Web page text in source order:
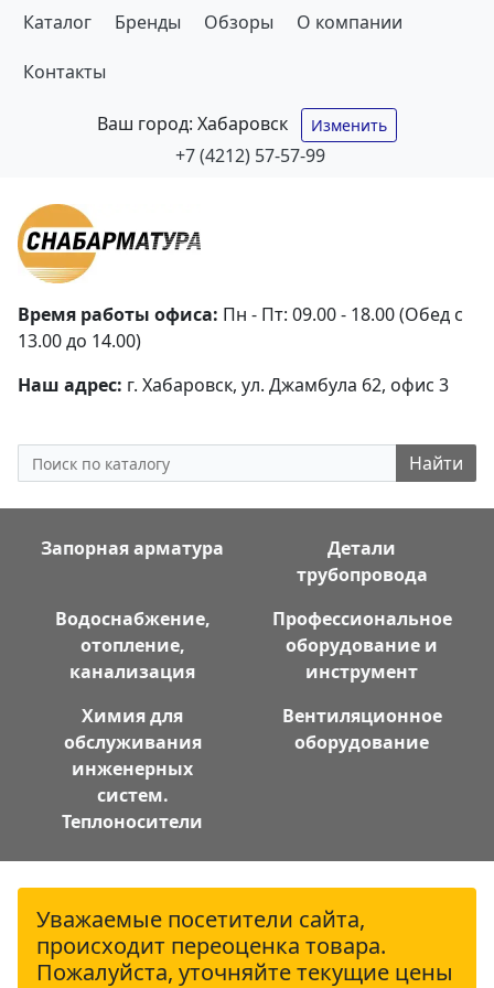
Каталог Бренды Обзоры О компании
Контакты
Ваш город: Хабаровск Изменить
+7 (4212) 57-57-99
Время работы офиса: Пн - Пт: 09.00 - 18.00 (Обед с
13.00 до 14.00)
Наш адрес: г. Хабаровск, ул. Джамбула 62, офис 3
Найти
Запорная арматура
Детали
трубопровода
Водоснабжение,
отопление,
канализация
Профессиональное
оборудование и
инструмент
Химия для
обслуживания
инженерных
систем.
Теплоносители
Вентиляционное
оборудование
Уважаемые посетители сайта,
происходит переоценка товара.
Пожалуйста, уточняйте текущие цены